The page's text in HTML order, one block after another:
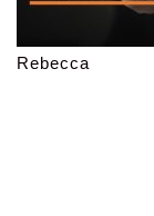
Rebecca